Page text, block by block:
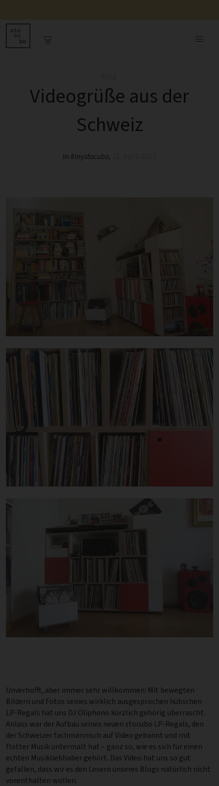
Videogrüße aus der
Schweiz
in #mystocubo,
Unverhofft, aber immer sehr willkommen: Mit bewegten
Bildern und Fotos seines wirklich ausgesprochen hübschen
LP-Regals hat uns DJ Oliphono kürzlich gehörig überrascht.
Anlass war der Aufbau seines neuen stocubo LP-Regals, den
der Schweizer fachmännisch auf Video gebannt und mit
flotter Musik untermalt hat – ganz so, wie es sich für einen
echten Musikliebhaber gehört. Das Video hat uns so gut
gefallen, dass wir es den Lesern unseres Blogs natürlich nicht
vorenthalten wollen.